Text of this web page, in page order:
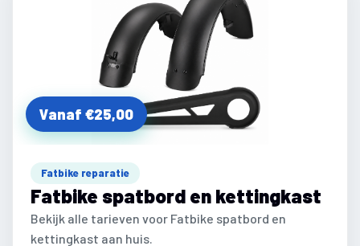
Vanaf €25,00
Fatbike reparatie
Fatbike spatbord en kettingkast
Bekijk alle tarieven voor Fatbike spatbord en
kettingkast aan huis.